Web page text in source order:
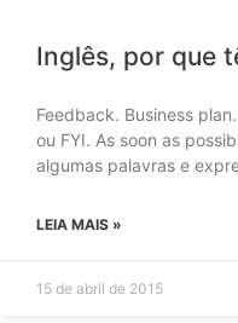
Inglês, por que
Feedback. Business
ou FYI. As soon as
algumas palavras e
LEIA MAIS »
15 de abril de 2015